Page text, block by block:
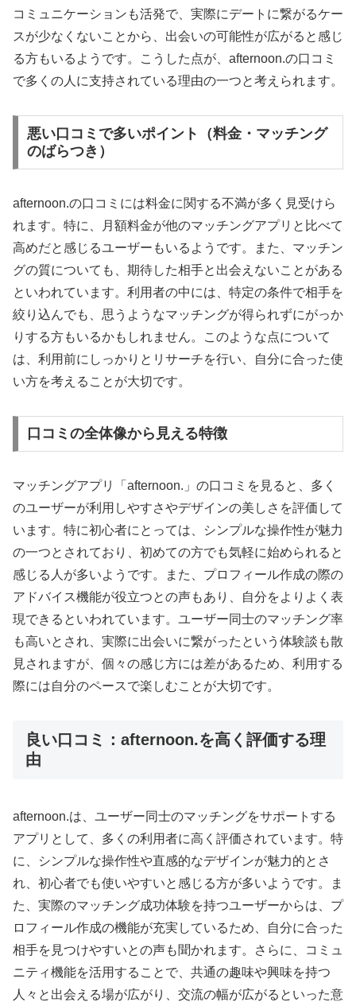
コミュニケーションも活発で、実際にデートに繋がるケー
スが少なくないことから、出会いの可能性が広がると感じ
る方もいるようです。こうした点が、afternoon.の口コミ
で多くの人に支持されている理由の一つと考えられます。
悪い口コミで多いポイント（料金・マッチング
のばらつき）
afternoon.の口コミには料金に関する不満が多く見受けら
れます。特に、月額料金が他のマッチングアプリと比べて
高めだと感じるユーザーもいるようです。また、マッチン
グの質についても、期待した相手と出会えないことがある
といわれています。利用者の中には、特定の条件で相手を
絞り込んでも、思うようなマッチングが得られずにがっか
りする方もいるかもしれません。このような点について
は、利用前にしっかりとリサーチを行い、自分に合った使
い方を考えることが大切です。
口コミの全体像から見える特徴
マッチングアプリ「afternoon.」の口コミを見ると、多く
のユーザーが利用しやすさやデザインの美しさを評価して
います。特に初心者にとっては、シンプルな操作性が魅力
の一つとされており、初めての方でも気軽に始められると
感じる人が多いようです。また、プロフィール作成の際の
アドバイス機能が役立つとの声もあり、自分をよりよく表
現できるといわれています。ユーザー同士のマッチング率
も高いとされ、実際に出会いに繋がったという体験談も散
見されますが、個々の感じ方には差があるため、利用する
際には自分のペースで楽しむことが大切です。
良い口コミ：afternoon.を高く評価する理
由
afternoon.は、ユーザー同士のマッチングをサポートする
アプリとして、多くの利用者に高く評価されています。特
に、シンプルな操作性や直感的なデザインが魅力的とさ
れ、初心者でも使いやすいと感じる方が多いようです。ま
た、実際のマッチング成功体験を持つユーザーからは、プ
ロフィール作成の機能が充実しているため、自分に合った
相手を見つけやすいとの声も聞かれます。さらに、コミュ
ニティ機能を活用することで、共通の趣味や興味を持つ
人々と出会える場が広がり、交流の幅が広がるといった意